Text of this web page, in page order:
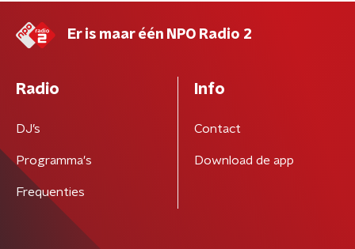
Er is maar één NPO Radio 2
Radio
DJ’s
Programma's
Frequenties
Info
Contact
Download de app